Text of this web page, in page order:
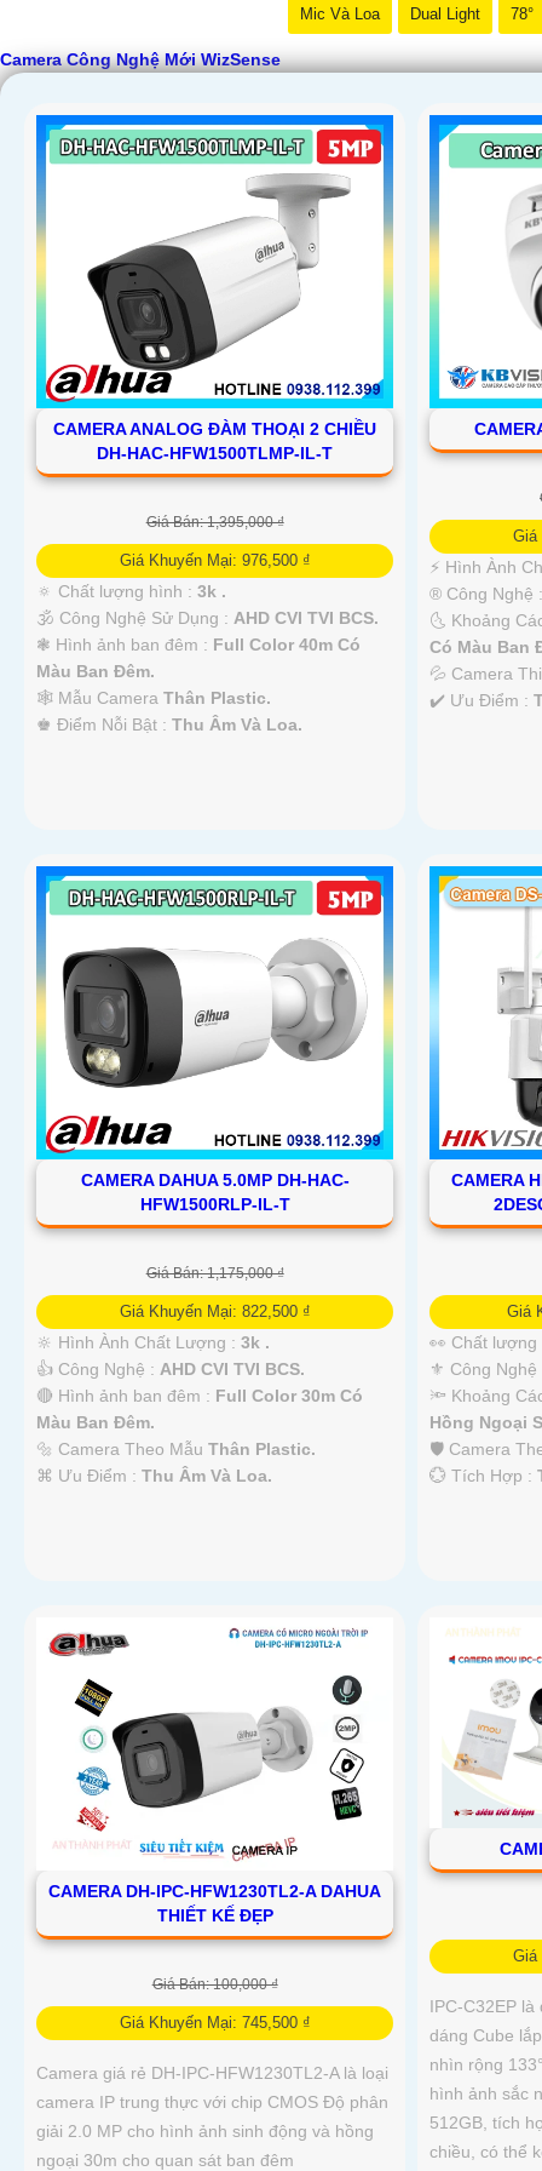
Mic Và Loa Dual Light 78°
Camera Công Nghệ Mới WizSense
CAMERA ANALOG ĐÀM THOẠI 2 CHIỀU
DH-HAC-HFW1500TLMP-IL-T
Giá Bán: 1,395,000 ₫
Giá Khuyến Mại: 976,500 ₫
🔅 Chất lượng hình : 3k .
🕉️ Công Nghệ Sử Dụng : AHD CVI TVI BCS.
❃ Hình ảnh ban đêm : Full Color 40m Có
Màu Ban Ðêm.
🕸️ Mẫu Camera Thân Plastic.
️♚ Điểm Nỗi Bật : Thu Âm Và Loa.
Giá
️⚡ Hình Ành
®️ Công Nghệ
🌜 Khoảng
Có Màu Ban
💦 Camera
️✔️ Ưu Điểm :
CAMERA DAHUA 5.0MP DH-HAC-
HFW1500RLP-IL-T
Giá Bán: 1,175,000 ₫
Giá Khuyến Mại: 822,500 ₫
🔆 Hình Ành Chất Lượng : 3k .
👍 Công Nghệ : AHD CVI TVI BCS.
🔴 Hình ảnh ban đêm : Full Color 30m Có
Màu Ban Ðêm.
🔩 Camera Theo Mẫu Thân Plastic.
️⌘ Ưu Điểm : Thu Âm Và Loa.
CAMERA
Giá
👀 Chất
⚜️ Công
🔦 Khoảng
Hồng Ngoại
🛡 Camera
️💮 Tích Hợp :
CAMERA DH-IPC-HFW1230TL2-A DAHUA
THIẾT KẾ ĐẸP
Giá Bán: 100,000 ₫
Giá Khuyến Mại: 745,500 ₫
Camera giá rẻ DH-IPC-HFW1230TL2-A là loại
camera IP trung thực với chip CMOS Độ phân
giải 2.0 MP cho hình ảnh sinh động và hồng
ngoại 30m cho quan sát ban đêm
Giá
IPC-C32EP
dáng Cube
nhìn rộng
hình ảnh sắc
512GB, tích
chiều, có thể